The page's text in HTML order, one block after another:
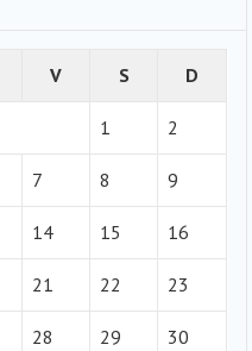
V S D
1 2
7 8 9
14 15 16
21 22 23
28 29 30